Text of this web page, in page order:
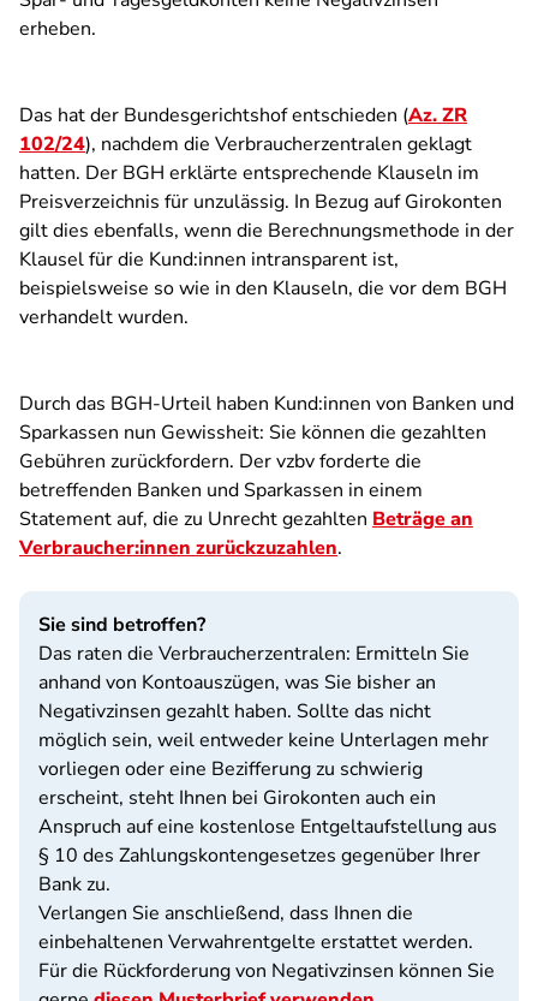
erheben.
Das hat der Bundesgerichtshof entschieden (Az. ZR
102/24), nachdem die Verbraucherzentralen geklagt
hatten. Der BGH erklärte entsprechende Klauseln im
Preisverzeichnis für unzulässig. In Bezug auf Girokonten
gilt dies ebenfalls, wenn die Berechnungsmethode in der
Klausel für die Kund:innen intransparent ist,
beispielsweise so wie in den Klauseln, die vor dem BGH
verhandelt wurden.
Durch das BGH-Urteil haben Kund:innen von Banken und
Sparkassen nun Gewissheit: Sie können die gezahlten
Gebühren zurückfordern. Der vzbv forderte die
betreffenden Banken und Sparkassen in einem
Statement auf, die zu Unrecht gezahlten Beträge an
Verbraucher:innen zurückzuzahlen.
Sie sind betroffen?
Das raten die Verbraucherzentralen: Ermitteln Sie
anhand von Kontoauszügen, was Sie bisher an
Negativzinsen gezahlt haben. Sollte das nicht
möglich sein, weil entweder keine Unterlagen mehr
vorliegen oder eine Bezifferung zu schwierig
erscheint, steht Ihnen bei Girokonten auch ein
Anspruch auf eine kostenlose Entgeltaufstellung aus
§ 10 des Zahlungskontengesetzes gegenüber Ihrer
Bank zu.
Verlangen Sie anschließend, dass Ihnen die
einbehaltenen Verwahrentgelte erstattet werden.
Für die Rückforderung von Negativzinsen können Sie